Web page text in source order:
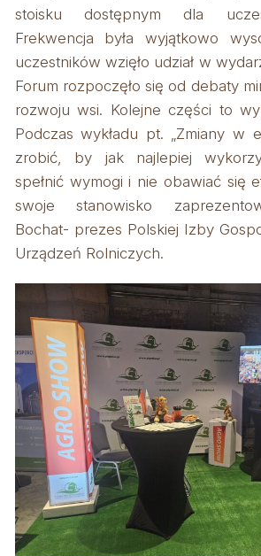
stoisku dostępnym dla
Frekwencja była wyjątkowo
uczestników wzięło udział w
Forum rozpoczęło się od debaty
rozwoju wsi. Kolejne części to
Podczas wykładu pt. „Zmiany w
zrobić, by jak najlepiej
spełnić wymogi i nie obawiać się
swoje stanowisko
Bochat- prezes Polskiej Izby
Urządzeń Rolniczych.